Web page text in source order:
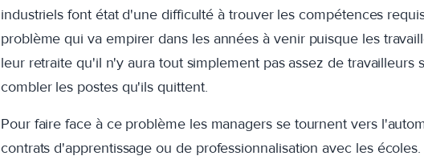
industriels font état d'une difficulté à trouver les compétences
problème qui va empirer dans les années à venir puisque les
leur retraite qu'il n'y aura tout simplement pas assez de travailleurs
combler les postes qu'ils quittent.
Pour faire face à ce problème les managers se tournent vers
contrats d'apprentissage ou de professionnalisation avec les écoles.